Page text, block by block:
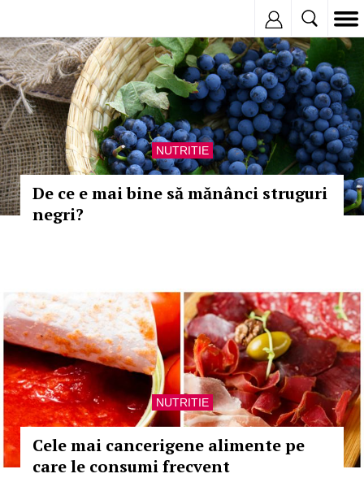
NUTRITIE
De ce e mai bine să mănânci struguri
negri?
NUTRITIE
Cele mai cancerigene alimente pe
care le consumi frecvent